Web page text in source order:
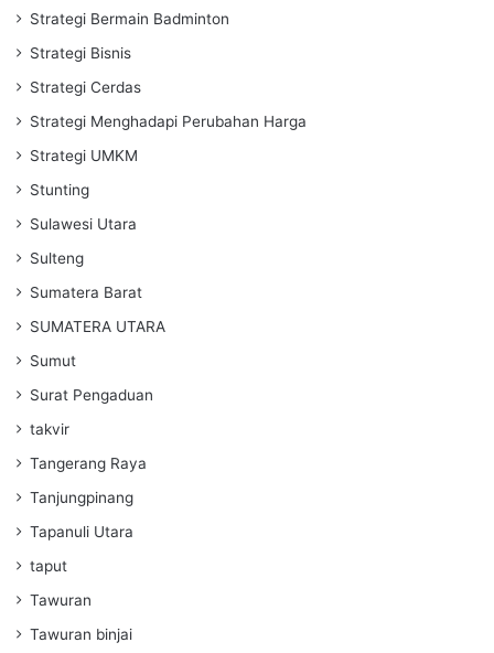
Strategi Bermain Badminton
Strategi Bisnis
Strategi Cerdas
Strategi Menghadapi Perubahan Harga
Strategi UMKM
Stunting
Sulawesi Utara
Sulteng
Sumatera Barat
SUMATERA UTARA
Sumut
Surat Pengaduan
takvir
Tangerang Raya
Tanjungpinang
Tapanuli Utara
taput
Tawuran
Tawuran binjai